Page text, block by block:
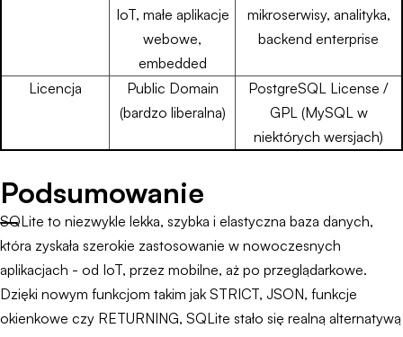
IoT, małe aplikacje
webowe,
embedded
mikroserwisy, analityka,
backend enterprise
Licencja
Public Domain
(bardzo liberalna)
PostgreSQL License /
GPL (MySQL w
niektórych wersjach)
Podsumowanie
SQLite to niezwykle lekka, szybka i elastyczna baza danych,
która zyskała szerokie zastosowanie w nowoczesnych
aplikacjach - od IoT, przez mobilne, aż po przeglądarkowe.
Dzięki nowym funkcjom takim jak STRICT, JSON, funkcje
okienkowe czy RETURNING, SQLite stało się realną alternatywą